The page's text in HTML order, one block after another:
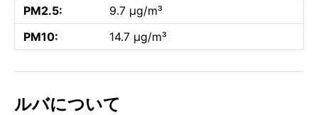
PM2.5:
9.7 µg/m³
PM10:
14.7 µg/m³
ルバについて